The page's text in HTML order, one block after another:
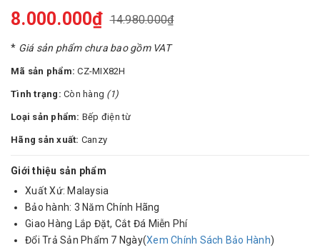
8.000.000₫ 14.980.000₫
* Giá sản phẩm chưa bao gồm VAT
Mã sản phẩm:CZ-MIX82H
Tình trạng: Còn hàng (1)
Loại sản phẩm: Bếp điện từ
Hãng sản xuất: Canzy
Giới thiệu sản phẩm
Xuất Xứ: Malaysia
Bảo hành: 3 Năm Chính Hãng
Giao Hàng Lắp Đặt, Cắt Đá Miễn Phí
Đổi Trả Sản Phẩm 7 Ngày(Xem Chính Sách Bảo Hành)